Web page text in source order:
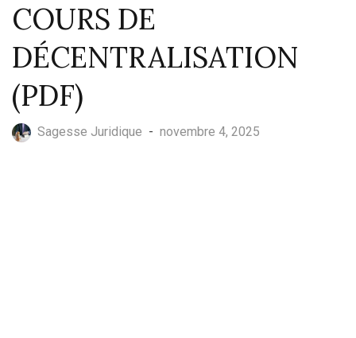
COURS DE
DÉCENTRALISATION
(PDF)
Sagesse Juridique - novembre 4, 2025